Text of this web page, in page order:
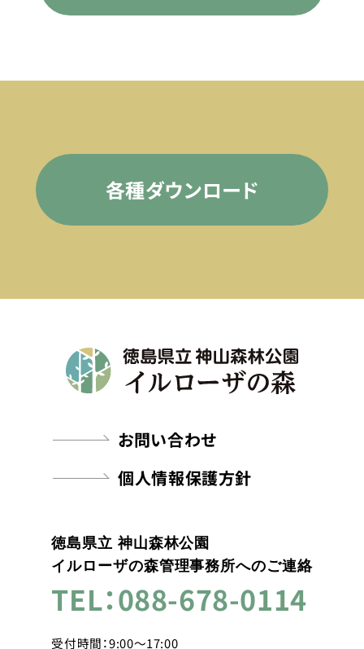
各種ダウンロード
お問い合わせ
個人情報保護方針
徳島県立 神山森林公園
イルローザの森管理事務所へのご連絡
TEL：088-678-0114
受付時間：9:00～17:00